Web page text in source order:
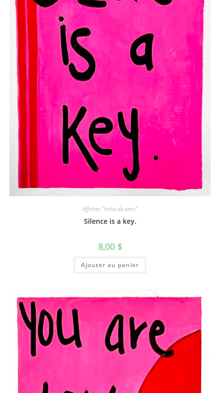
Affiches "riche de sens"
Silence is a key.
8,00 $
Ajouter au panier